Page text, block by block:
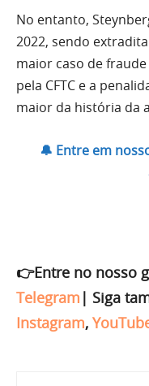
No entanto,
2022, sendo
maior caso de
pela CFTC e a
maior da história da
🔔 Entre em
👉Entre no nosso
Telegram | Siga
Instagram,